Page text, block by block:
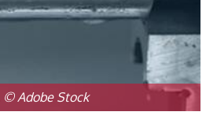
© Adobe Stock